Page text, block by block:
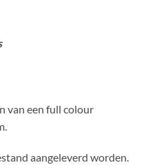
van een full colour
aangeleverd worden.